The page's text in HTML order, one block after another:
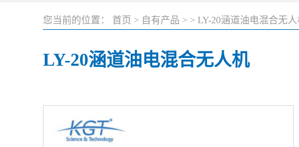
您当前的位置： 首页 > 自有产品 > > LY-20涵道油电混合无
LY-20涵道油电混合无人机